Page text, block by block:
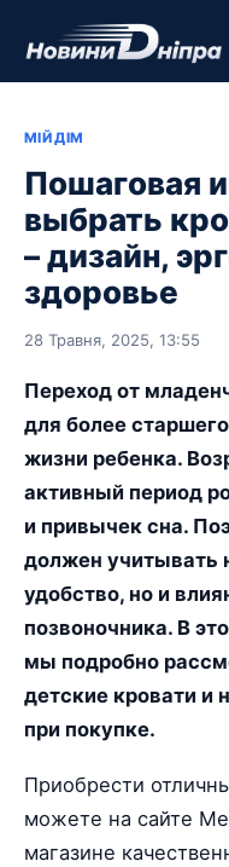
МІЙ ДІМ
Пошаговая
выбрать
– дизайн,
здоровье
28 Травня, 2025, 13:55
Переход от
для более
жизни ребенка.
активный период
и привычек сна.
должен учитывать
удобство, но и
позвоночника. В
мы подробно
детские кровати и
при покупке.
Приобрести
можете на сайте
магазине